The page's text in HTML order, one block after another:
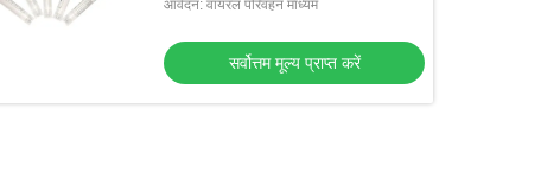
आवेदन: वायरल परिवहन माध्यम
सर्वोत्तम मूल्य प्राप्त करें